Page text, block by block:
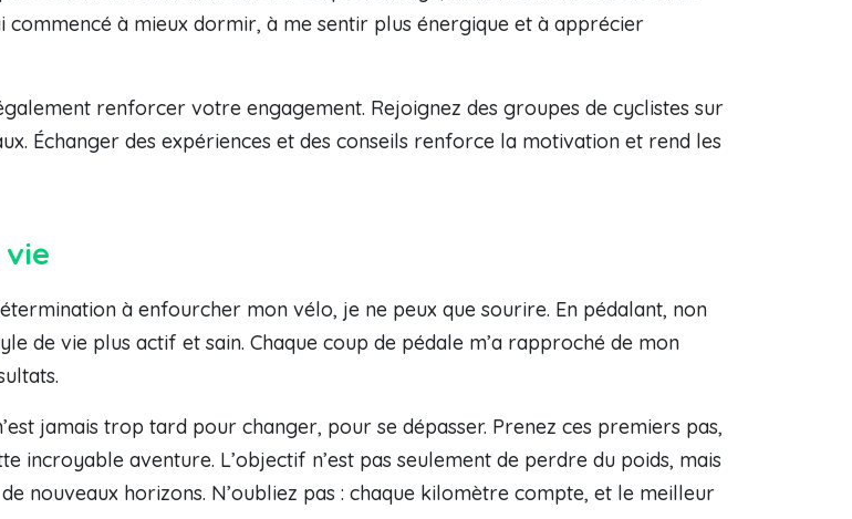
à mieux dormir, à me sentir plus énergique et à apprécier
renforcer votre engagement. Rejoignez des groupes de cyclistes sur
Échanger des expériences et des conseils renforce la motivation et rend les
vie
à enfourcher mon vélo, je ne peux que sourire. En pédalant, non
de vie plus actif et sain. Chaque coup de pédale m’a rapproché de mon
jamais trop tard pour changer, pour se dépasser. Prenez ces premiers pas,
incroyable aventure. L’objectif n’est pas seulement de perdre du poids, mais
nouveaux horizons. N’oubliez pas : chaque kilomètre compte, et le meilleur